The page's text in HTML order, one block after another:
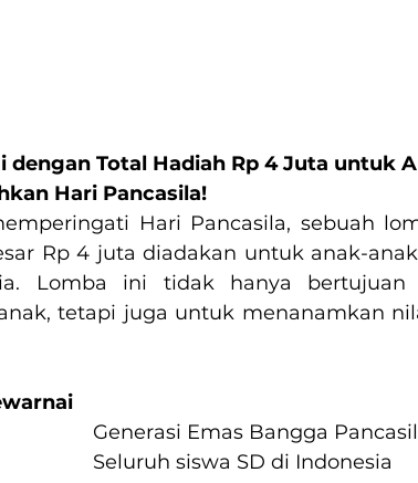
dengan Total Hadiah Rp 4 Juta untuk
Hari Pancasila!
Hari Pancasila, sebuah
Rp 4 juta diadakan untuk anak-
Lomba ini tidak hanya bertujuan
tetapi juga untuk menanamkan
Tema Lomba:			Generasi Emas Bangga
Peserta:					Seluruh siswa SD di Indonesia